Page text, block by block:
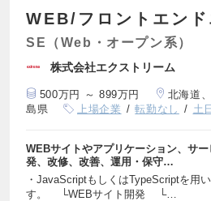
WEB/フロントエンド
SE（Web・オープン系）
株式会社エクストリーム
500万円 ～ 899万円
北海道
島県
上場企業 転勤なし 土
WEBサイトやアプリケーション、サ
発、改修、改善、運用・保守…
・JavaScriptもしくはTypeScriptを用
す。 └WEBサイト開発 └…